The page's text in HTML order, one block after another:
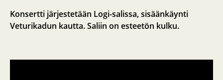
Konsertti järjestetään Logi-salissa, sisäänkäynti
Veturikadun kautta. Saliin on esteetön kulku.